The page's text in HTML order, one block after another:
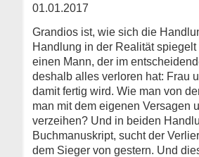
01.01.2017
Grandios ist, wie sich die
Handlung in der Realität
einen Mann, der im
deshalb alles verloren hat: Frau
damit fertig wird. Wie man von
man mit dem eigenen Versagen
verzeihen? Und in beiden
Buchmanuskript, sucht der
dem Sieger von gestern. Und